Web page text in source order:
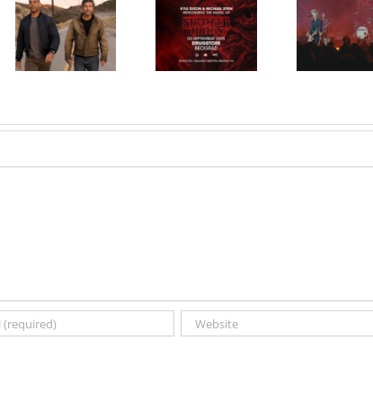
HBO Max
predstavio
službeni
STRANGER
THINGS
muzika iz
inspirisan
ranim
grupe
DAY, stiže u